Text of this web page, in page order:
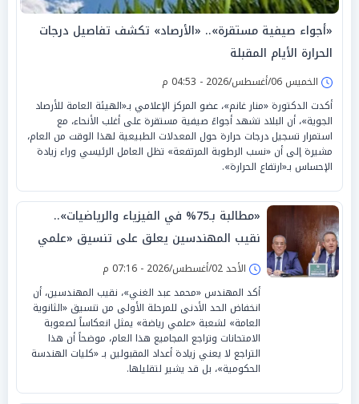
«أجواء صيفية مستقرة».. «الأرصاد» تكشف تفاصيل درجات
الحرارة الأيام المقبلة
الخميس 06/أغسطس/2026 - 04:53 م
أكدت الدكتورة «منار غانم»، عضو المركز الإعلامي بـ«الهيئة العامة للأرصاد
الجوية»، أن البلاد تشهد أجواءً صيفية مستقرة على أغلب الأنحاء، مع
استمرار تسجيل درجات حرارة حول المعدلات الطبيعية لهذا الوقت من العام،
مشيرة إلى أن «نسب الرطوبة المرتفعة» تظل العامل الرئيسي وراء زيادة
الإحساس بـ«ارتفاع الحرارة».
«مطالبة بـ75% في الفيزياء والرياضيات»..
نقيب المهندسين يعلق على تنسيق «علمي
رياضة»
الأحد 02/أغسطس/2026 - 07:16 م
أكد المهندس «محمد عبد الغني»، نقيب المهندسين، أن
انخفاض الحد الأدنى للمرحلة الأولى من تنسيق «الثانوية
العامة» لشعبة «علمي رياضة» يمثل انعكاساً لصعوبة
الامتحانات وتراجع المجاميع هذا العام، موضحاً أن هذا
التراجع لا يعني زيادة أعداد المقبولين بـ «كليات الهندسة
الحكومية»، بل قد يشير لتقليلها.